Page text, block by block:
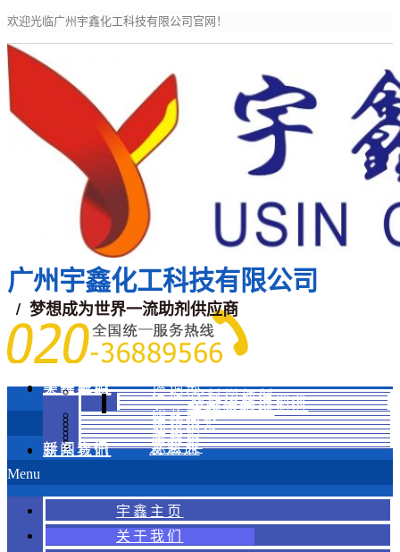
欢迎光临广州宇鑫化工科技有限公司官网！
广州宇鑫化工科技有限公司
/ 梦想成为世界一流助剂供应商
宇鑫主页
关于我们
宇鑫产品 增稠剂涂料增稠剂
活性印花增稠剂
分散染料增稠剂
水性增稠剂
酸性增稠剂
印花糊料
粘合剂
涂料色浆
乳化剂
金葱浆
胶浆
烫金浆
涂层浆
发泡剂
新闻资讯
联系我们
Menu
宇鑫主页
关于我们